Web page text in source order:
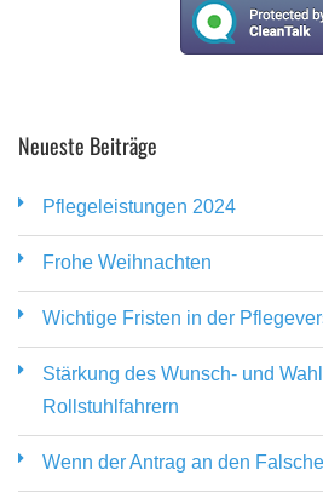
Neueste Beiträge
Pflegeleistungen 2024
Frohe Weihnachten
Wichtige Fristen in der
Stärkung des Wunsch- und
Rollstuhlfahrern
Wenn der Antrag an den